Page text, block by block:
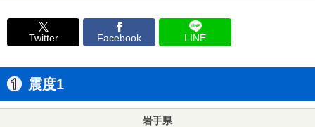
Twitter Facebook LINE
震度1
岩手県